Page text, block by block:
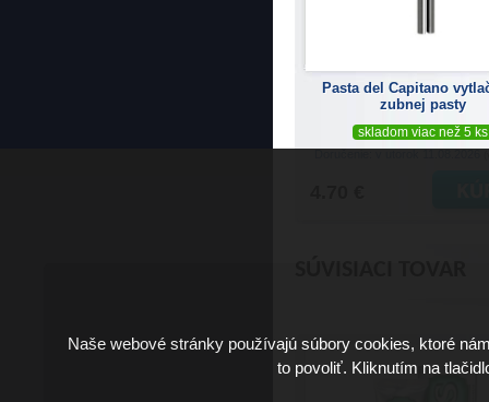
Pasta del Capitano
zubnej pasty
skladom viac než 5 ks
Naše webové stránky používajú súbory cookies, ktoré
to povoliť. Kliknutím na